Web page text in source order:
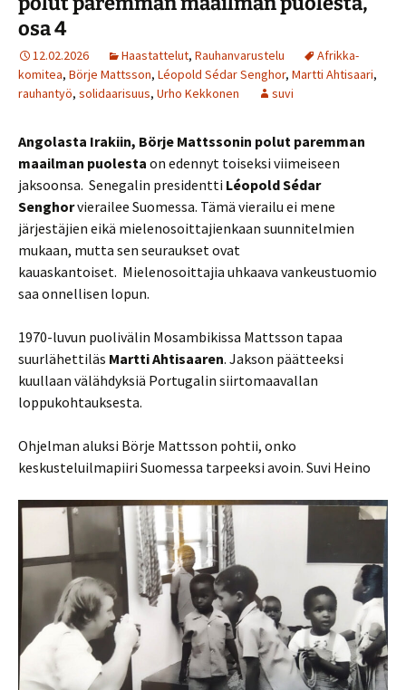
osa 4
12.02.2026 Haastattelut, Rauhanvarustelu
Afrikka-
komitea, Börje Mattsson, Léopold Sédar Senghor, Martti Ahtisaari,
rauhantyö, solidaarisuus, Urho Kekkonen suvi
Angolasta Irakiin, Börje Mattssonin polut paremman
maailman puolesta on edennyt toiseksi viimeiseen
jaksoonsa. Senegalin presidentti Léopold Sédar
Senghorvierailee Suomessa. Tämä vierailu ei mene
järjestäjien eikä mielenosoittajienkaan suunnitelmien
mukaan, mutta sen seuraukset ovat
kauaskantoiset. Mielenosoittajia uhkaava vankeustuomio
saa onnellisen lopun.
1970-luvun puolivälin Mosambikissa Mattsson tapaa
suurlähettiläs Martti Ahtisaaren. Jakson päätteeksi
kuullaan välähdyksiä Portugalin siirtomaavallan
loppukohtauksesta.
Ohjelman aluksi Börje Mattsson pohtii, onko
keskusteluilmapiiri Suomessa tarpeeksi avoin. Suvi Heino